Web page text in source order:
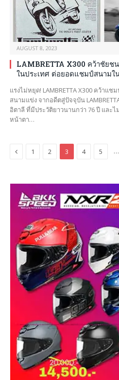
AUGUST 8, 2023
LAMBRETTA X300 คว้าชัยช
ในประเทศ ต่อยอดแชมป์สนามใ
แรงไม่หยุด! LAMBRETTA X300 คว้าแ
สนามแข่ง จากอดีตสู่ปัจจุบัน
อิตาลี ที่มีประวัติยาวนานกว่า 76 ปี และ
หน้าตา…
Previous
1 2 3 4 5 …